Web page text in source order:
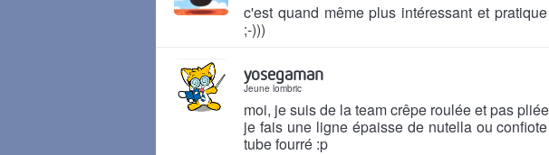
c'est quand même plus intéressant et
;-)))
yosegaman
Jeune lombric
moi, je suis de la team crêpe roulée et pas
je fais une ligne épaisse de nutella ou
tube fourré :p